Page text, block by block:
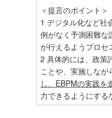
＜提言のポイント＞
1 デジタル化など社
例がなく予測困難な
が行えるようプロセ
2 具体的には、政策
ことや、実施しな
し、EBPMの実践を
力できるようにす